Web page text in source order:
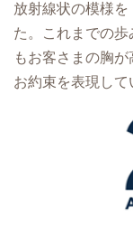
放射線状の模様
た。これまでの
もお客さまの胸
お約束を表現して